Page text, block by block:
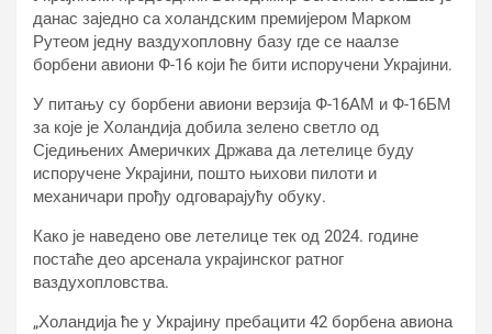
данас заједно са холандским премијером Марком
Рутеом једну ваздухопловну базу где се наалзе
борбени авиони Ф-16 који ће бити испоручени Украјини.
У питању су борбени авиони верзија Ф-16АМ и Ф-16БМ
за које је Холандија добила зелено светло од
Сједињених Америчких Држава да летелице буду
испоручене Украјини, пошто њихови пилоти и
механичари прођу одговарајућу обуку.
Како је наведено ове летелице тек од 2024. године
постаће део арсенала украјинског ратног
ваздухопловства.
„Холандија ће у Украјину пребацити 42 борбена авиона